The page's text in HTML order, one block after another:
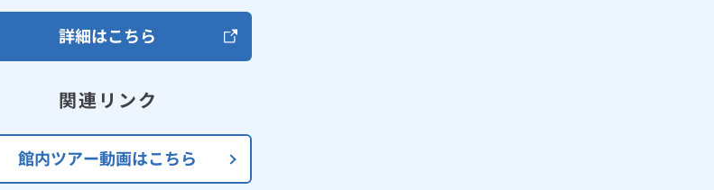
詳細はこちら
関連リンク
館内ツアー動画はこちら